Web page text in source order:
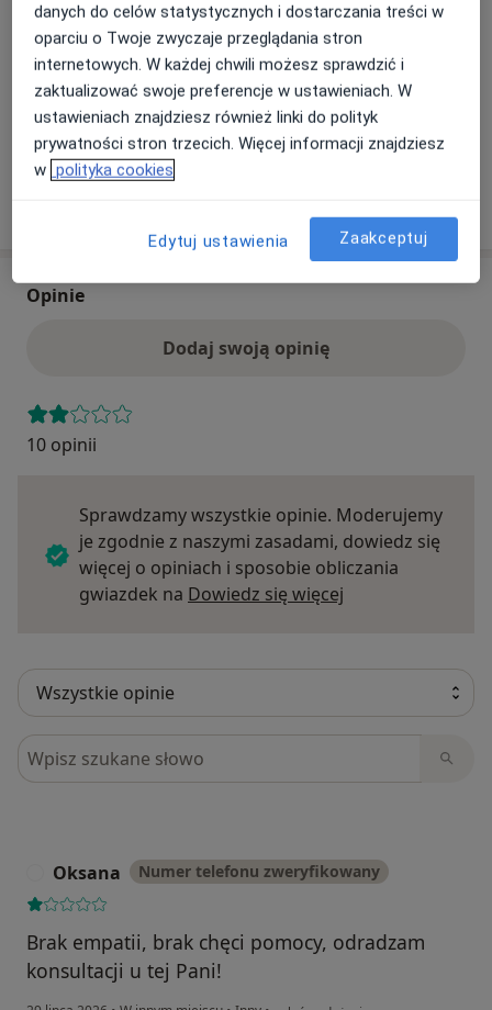
Ubezpieczenia - brak akceptowanych
Ten specjalista przyjmuje wyłącznie pacjentów
prywatnych. Możesz opłacić wizytę samodzielnie lub
znaleźć innego specjalistę, który akceptuje Twoje
ubezpieczenie.
Opinie
Dodaj swoją opinię
10 opinii
Sprawdzamy wszystkie opinie. Moderujemy
je zgodnie z naszymi zasadami, dowiedz się
więcej o opiniach i sposobie obliczania
gwiazdek na Dowiedz się więcej
Szukaj w opiniach
Oksana Numer telefonu zweryfikowany
Brak empatii, brak chęci pomocy, odradzam
konsultacji u tej Pani!
w opinii użytkownika Oksana
danych do celów statystycznych i dostarczania treści w
oparciu o Twoje zwyczaje przeglądania stron
internetowych. W każdej chwili możesz sprawdzić i
zaktualizować swoje preferencje w ustawieniach. W
ustawieniach znajdziesz również linki do polityk
prywatności stron trzecich. Więcej informacji znajdziesz
w polityka cookies
Edytuj ustawienia Zaakceptuj